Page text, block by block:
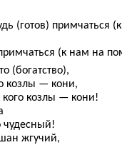
(готов) примчаться
(к нам на
(богатство),
козлы — кони,
козлы — кони!
жгучий,